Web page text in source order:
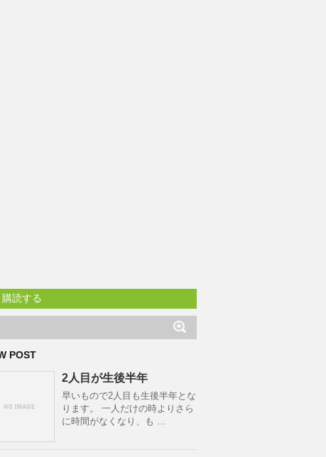
購読する
POST
2人目が生後半年
早いもので2人目も生後半年とな
ります。 一人だけの時よりさら
に時間がなくなり、も …